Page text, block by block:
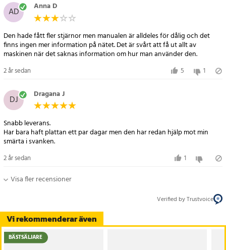
Vi rekommenderar även
BÄSTSÄLJARE
AD Anna D
Den hade fått fler stjärnor men manualen är alldeles för dålig och det
finns ingen mer information på nätet. Det är svårt att få ut allt av
2 år sedan 5 1
DJ Dragana J
Snabb leverans.
Har bara haft plattan ett par dagar men den har redan hjälp mot min
smärta i svanken.
2 år sedan 1
Visa fler recensioner
Verified by Trustvoice